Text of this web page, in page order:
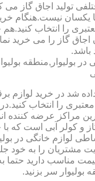
تولید اجاق گاز
یکسان نیست.هنگام
را انتخاب
اجاق گاز را می خرید
باشد.
بولیوار,منطقه
شد در خرید لوازم
را انتخاب
مراکز عرضه کننده
و کولر آبی است که
خانگی در
مشتریان را به خود
مناسب دارید حتما
بولیوار سر بزنید.